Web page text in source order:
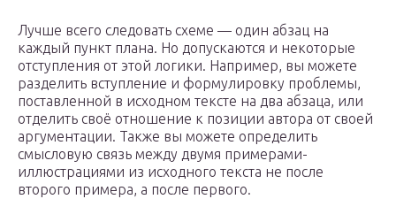
Лучше всего следовать схеме — один абзац на
каждый пункт плана. Но допускаются и некоторые
отступления от этой логики. Например, вы можете
разделить вступление и формулировку проблемы,
поставленной в исходном тексте на два абзаца, или
отделить своё отношение к позиции автора от своей
аргументации. Также вы можете определить
смысловую связь между двумя примерами-
иллюстрациями из исходного текста не после
второго примера, а после первого.